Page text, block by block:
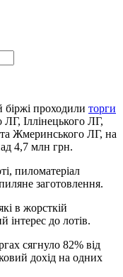
біржі проходили торги
ЛГ, Іллінецького ЛГ,
Жмеринського ЛГ, на
4,7 млн грн.
пиломатеріал
заготовлення.
в жорсткій
інтерес до лотів.
сягнуло 82% від
дохід на одних